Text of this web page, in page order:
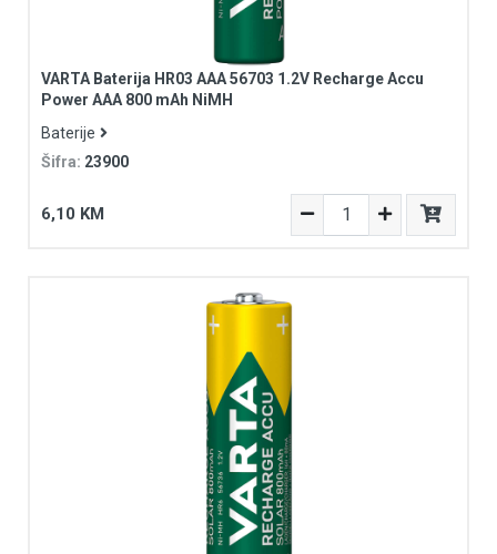
VARTA Baterija HR03 AAA 56703 1.2V Recharge Accu
Power AAA 800 mAh NiMH
Baterije
Šifra: 23900
6,10 KM